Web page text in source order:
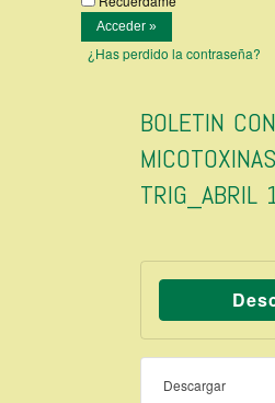
¿Has perdido la contraseña?
BOLETIN
TRIG_ABRIL
Descargar